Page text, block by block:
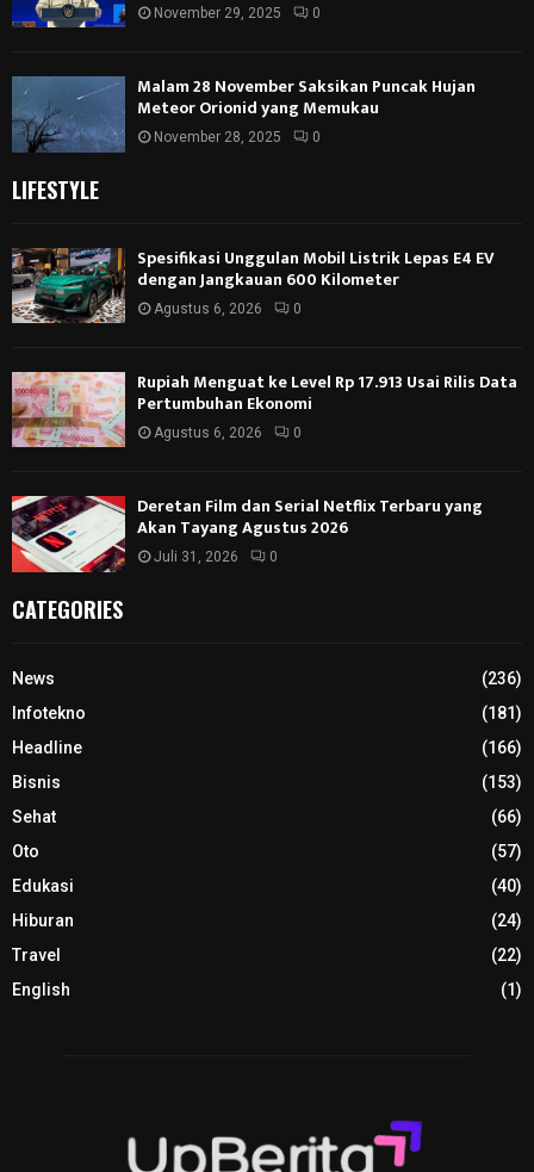
November 29, 2025 0
Malam 28 November Saksikan Puncak Hujan
Meteor Orionid yang Memukau
November 28, 2025 0
LIFESTYLE
Spesifikasi Unggulan Mobil Listrik Lepas E4 EV
dengan Jangkauan 600 Kilometer
Agustus 6, 2026 0
Rupiah Menguat ke Level Rp 17.913 Usai Rilis Data
Pertumbuhan Ekonomi
Agustus 6, 2026 0
Deretan Film dan Serial Netflix Terbaru yang
Akan Tayang Agustus 2026
Juli 31, 2026 0
CATEGORIES
News
(236)
Infotekno
(181)
Headline
(166)
Bisnis
(153)
Sehat
(66)
Oto
(57)
Edukasi
(40)
Hiburan
(24)
Travel
(22)
English
(1)